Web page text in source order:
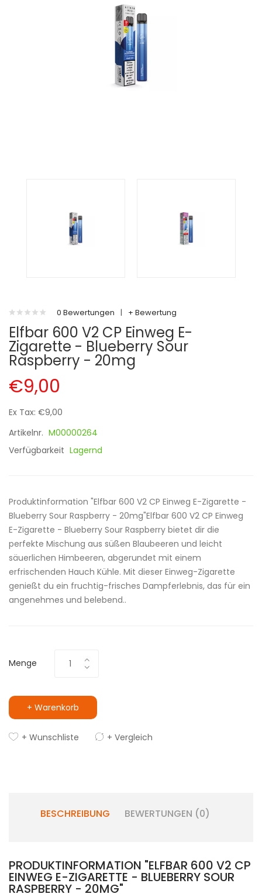
0 Bewertungen | + Bewertung
Elfbar 600 V2 CP Einweg E-
Zigarette - Blueberry Sour
Raspberry - 20mg
€9,00
Ex Tax: €9,00
Artikelnr. M00000264
Verfügbarkeit Lagernd
Produktinformation "Elfbar 600 V2 CP Einweg E-Zigarette -
Blueberry Sour Raspberry - 20mg"Elfbar 600 V2 CP Einweg
E-Zigarette - Blueberry Sour Raspberry bietet dir die
perfekte Mischung aus süßen Blaubeeren und leicht
säuerlichen Himbeeren, abgerundet mit einem
erfrischenden Hauch Kühle. Mit dieser Einweg-Zigarette
genießt du ein fruchtig-frisches Dampferlebnis, das für ein
angenehmes und belebend..
Menge
+ Warenkorb
+ Wunschliste + Vergleich
BESCHREIBUNG BEWERTUNGEN (0)
PRODUKTINFORMATION "ELFBAR 600 V2 CP
EINWEG E-ZIGARETTE - BLUEBERRY SOUR
RASPBERRY - 20MG"